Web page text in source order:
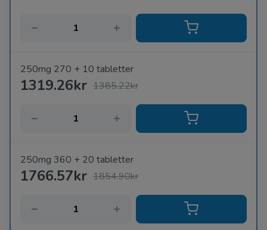
250mg 270 + 10 tabletter
1319.26kr 1385.22kr
250mg 360 + 20 tabletter
1766.57kr 1854.90kr